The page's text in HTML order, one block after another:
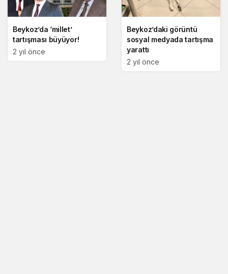
Beykoz’da ‘millet’
tartışması büyüyor!
2 yıl önce
Beykoz’daki görüntü
sosyal medyada tartışma
yarattı
2 yıl önce